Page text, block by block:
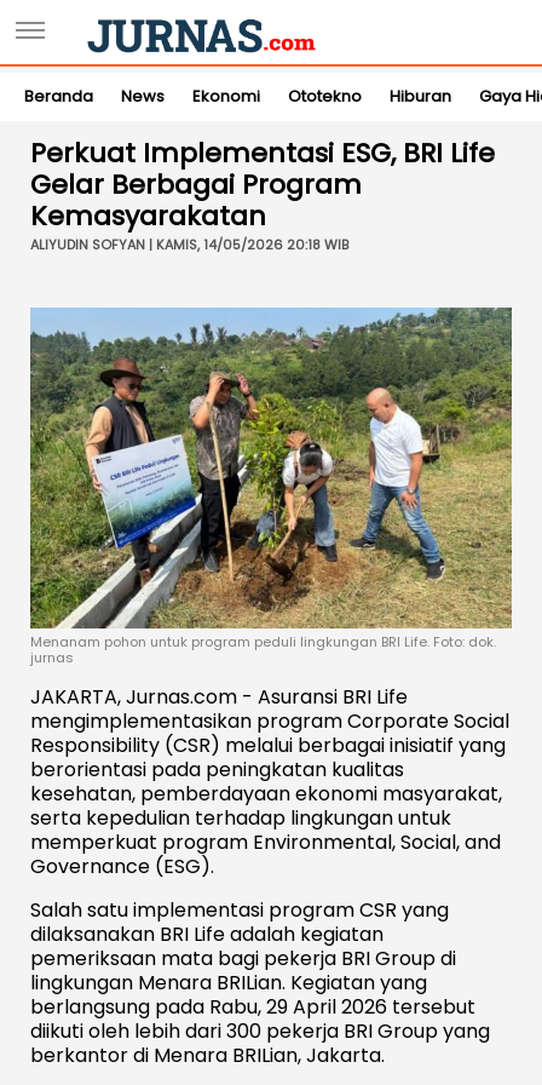
Beranda News Ekonomi Ototekno Hiburan Gaya
Perkuat Implementasi ESG, BRI Life
Gelar Berbagai Program
Kemasyarakatan
ALIYUDIN SOFYAN | KAMIS, 14/05/2026 20:18 WIB
Menanam pohon untuk program peduli lingkungan BRI Life. Foto: dok.
jurnas
JAKARTA, Jurnas.com - Asuransi BRI Life
mengimplementasikan program Corporate Social
Responsibility (CSR) melalui berbagai inisiatif yang
berorientasi pada peningkatan kualitas
kesehatan, pemberdayaan ekonomi masyarakat,
serta kepedulian terhadap lingkungan untuk
memperkuat program Environmental, Social, and
Governance (ESG).
Salah satu implementasi program CSR yang
dilaksanakan BRI Life adalah kegiatan
pemeriksaan mata bagi pekerja BRI Group di
lingkungan Menara BRILian. Kegiatan yang
berlangsung pada Rabu, 29 April 2026 tersebut
diikuti oleh lebih dari 300 pekerja BRI Group yang
berkantor di Menara BRILian, Jakarta.